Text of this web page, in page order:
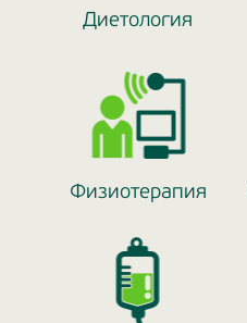
Диетология
Физиотерапия